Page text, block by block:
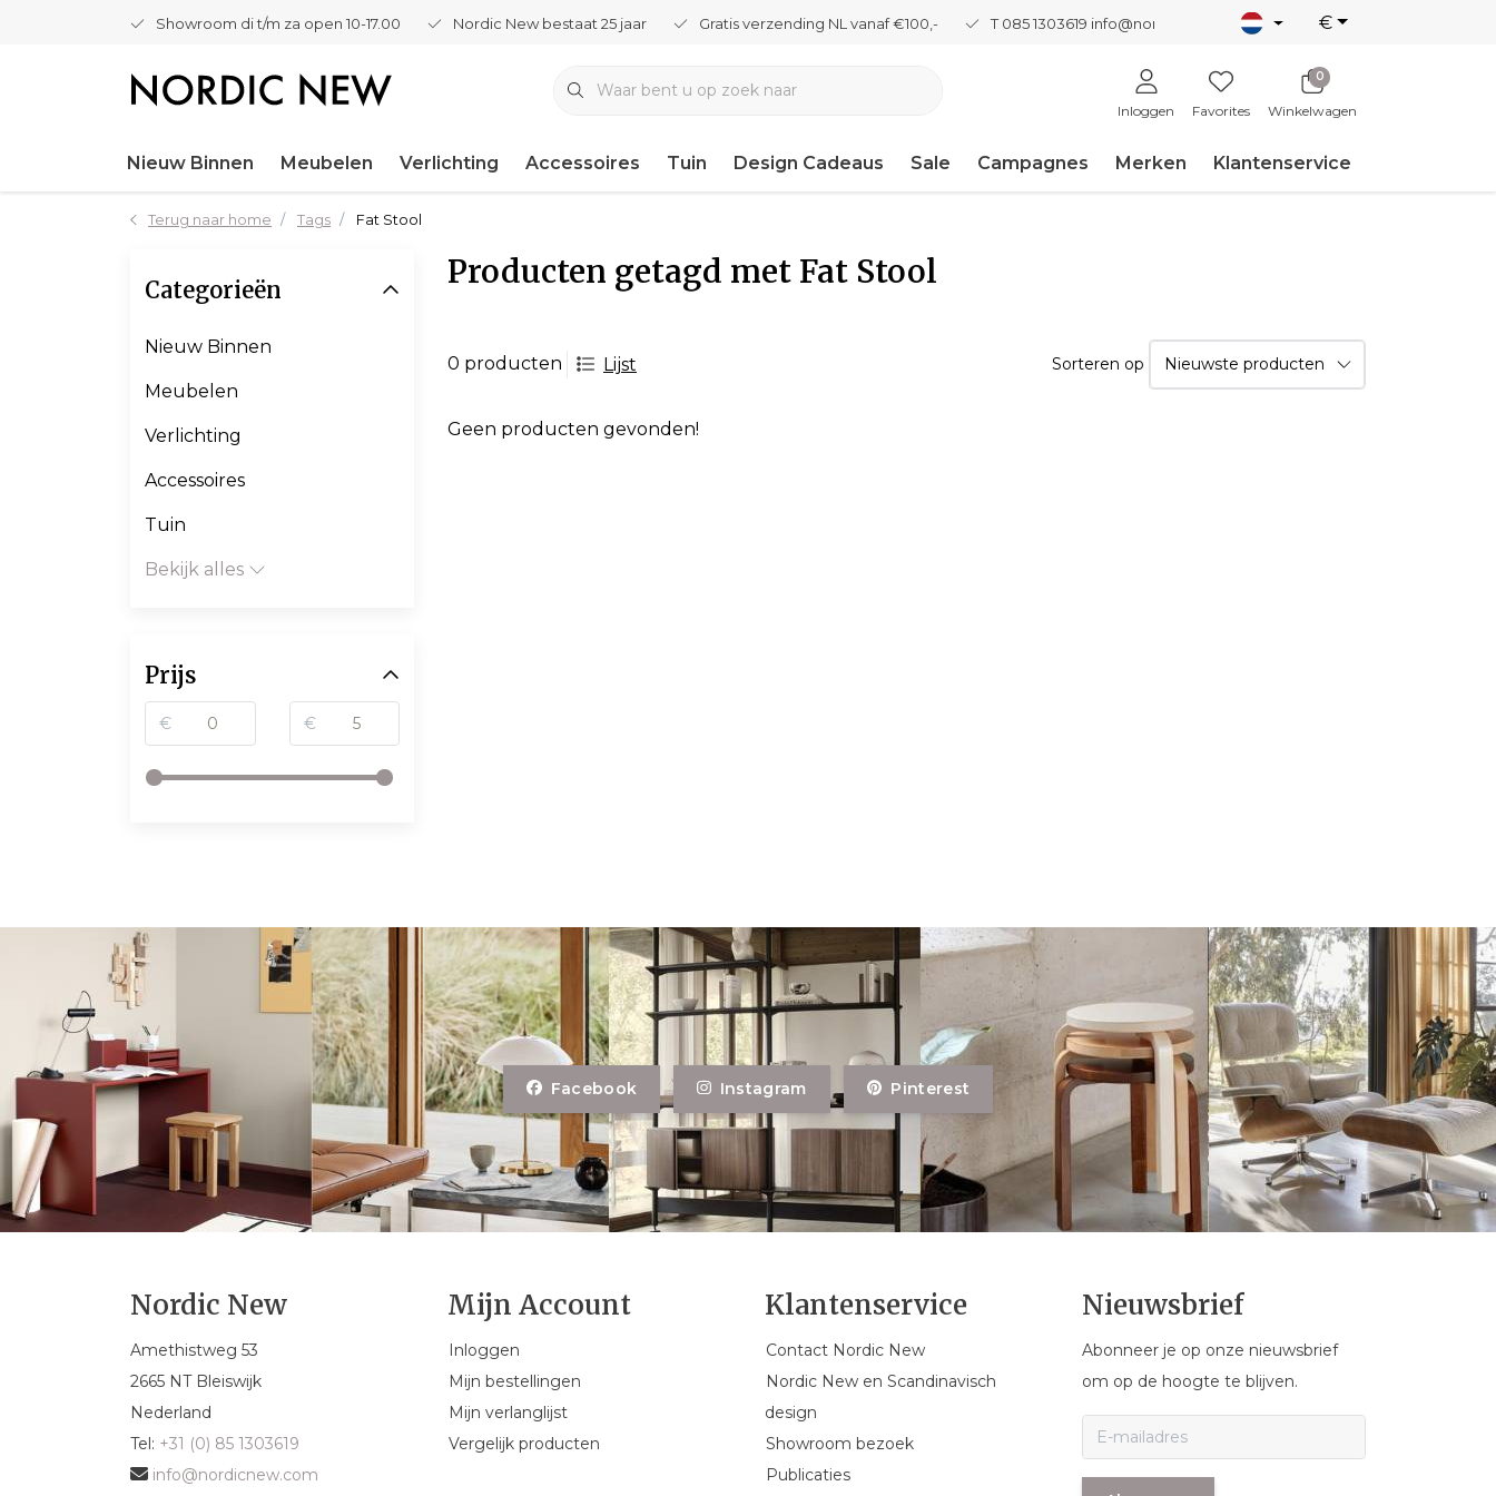
Showroom di t/m za open 10-17.00 Nordic New bestaat 25 jaar Gratis verzending NL vanaf €100,- T 085 1303619 info@nordicnew.nl €
Inloggen Favorites
0
Winkelwagen
Nieuw Binnen Meubelen Verlichting Accessoires Tuin Design Cadeaus Sale Campagnes Merken Klantenservice
Terug naar home Tags Fat Stool
Producten getagd met Fat Stool
0 producten Lijst Sorteren op
Geen producten gevonden!
Categorieën
Nieuw Binnen
Meubelen
Verlichting
Accessoires
Tuin
Bekijk alles
Prijs
€ €
Facebook Instagram Pinterest
Nordic New
Amethistweg 53
2665 NT Bleiswijk
Nederland
Tel: +31 (0) 85 1303619
info@nordicnew.com
Mijn Account
Inloggen
Mijn bestellingen
Mijn verlanglijst
Vergelijk producten
Klantenservice
Contact Nordic New
Nordic New en Scandinavisch
design
Showroom bezoek
Publicaties
Nieuwsbrief
Abonneer je op onze nieuwsbrief
om op de hoogte te blijven.